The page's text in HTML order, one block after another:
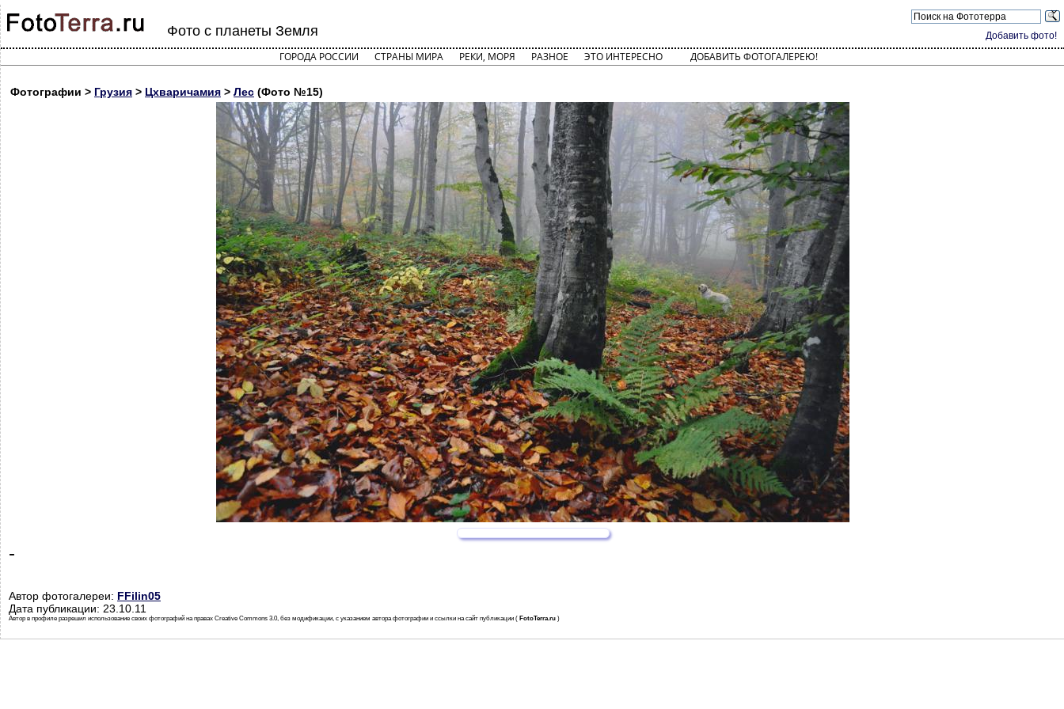
Добавить фото!
Фото с планеты Земля
ГОРОДА РОССИИ СТРАНЫ МИРА РЕКИ, МОРЯ РАЗНОЕ ЭТО ИНТЕРЕСНО ДОБАВИТЬ ФОТОГАЛЕРЕЮ!
Фотографии > Грузия > Цхваричамия > Лес (Фото №15)
-
Автор фотогалереи: FFilin05
Дата публикации: 23.10.11
Автор в профиле разрешил использование своих фотографий на правах Creative Commons 3.0, без модификации, с указанием автора фотографии и ссылки на сайт публикации ( FotoTerra.ru )